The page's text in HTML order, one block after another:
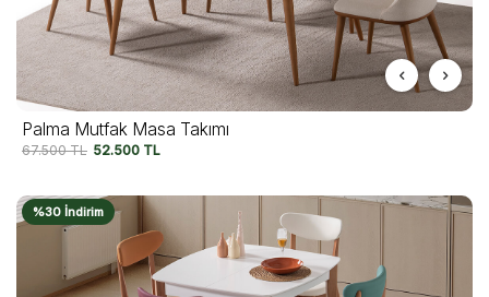
Palma Mutfak Masa Takımı
67.500TL 52.500 TL
%30 İndirim